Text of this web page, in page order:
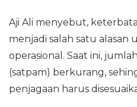
Aji Ali menyebut,
menjadi salah satu alasan
operasional. Saat ini,
(satpam) berkurang,
penjagaan harus